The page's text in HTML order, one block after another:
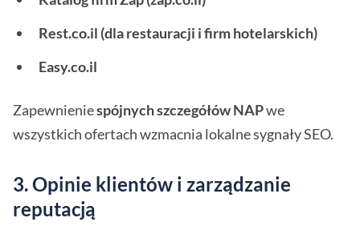
Rest.co.il (dla restauracji i firm hotelarskich)
Easy.co.il
Zapewnieniespójnych szczegółów NAPwe
wszystkich ofertach wzmacnia lokalne sygnały SEO.
3. Opinie klientów i zarządzanie
reputacją